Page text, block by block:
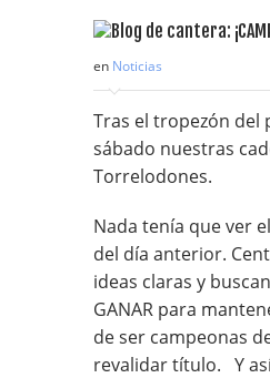
en Noticias
Tras el tropezón del
sábado nuestras
Torrelodones.
Nada tenía que ver
del día anterior.
ideas claras y
GANAR para
de ser campeonas
revalidar título. Y